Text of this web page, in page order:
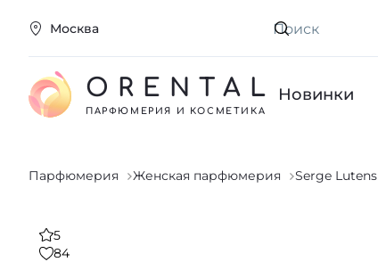
Москва Искать
ORENTAL
ПАРФЮМЕРИЯ И КОСМЕТИКА
Новинки
Парфюмерия Женская парфюмерия Serge Lutens
5
84